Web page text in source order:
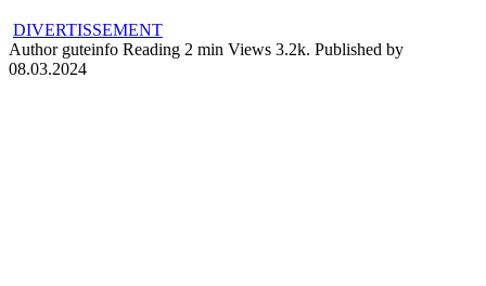
DIVERTISSEMENT
Author guteinfo Reading 2 min Views 3.2k. Published by
08.03.2024